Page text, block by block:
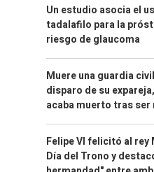
Un estudio asocia el
tadalafilo para la
riesgo de glaucoma
Muere una guardia
disparo de su
acaba muerto tras ser
Felipe VI felicitó al rey
Día del Trono y